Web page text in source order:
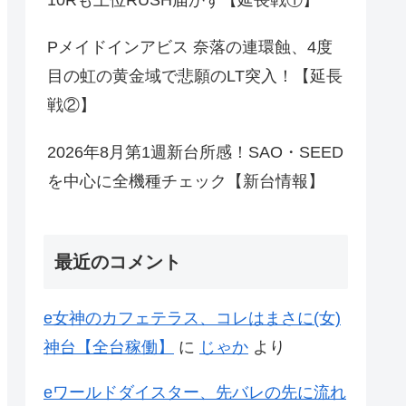
Pメイドインアビス 奈落の連環蝕、4度
目の虹の黄金域で悲願のLT突入！【延長
戦②】
2026年8月第1週新台所感！SAO・SEED
を中心に全機種チェック【新台情報】
最近のコメント
e女神のカフェテラス、コレはまさに(女)
神台【全台稼働】
に じゃか より
eワールドダイスター、先バレの先に流れ